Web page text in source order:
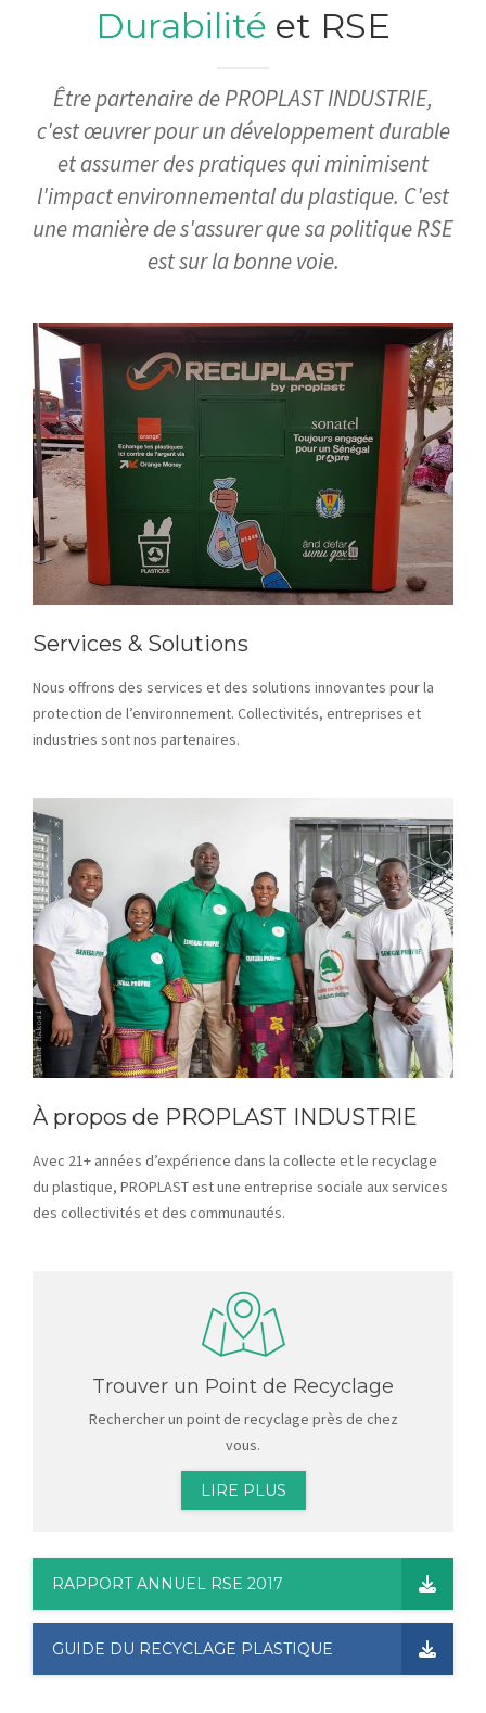
Durabilité et RSE
Être partenaire de PROPLAST INDUSTRIE,
c'est œuvrer pour un développement durable
et assumer des pratiques qui minimisent
l'impact environnemental du plastique. C'est
une manière de s'assurer que sa politique RSE
est sur la bonne voie.
Services & Solutions
Nous offrons des services et des solutions innovantes pour la
protection de l’environnement. Collectivités, entreprises et
industries sont nos partenaires.
À propos de PROPLAST INDUSTRIE
Avec 21+ années d’expérience dans la collecte et le recyclage
du plastique, PROPLAST est une entreprise sociale aux services
des collectivités et des communautés.
Trouver un Point de Recyclage
Rechercher un point de recyclage près de chez
vous.
LIRE PLUS
RAPPORT ANNUEL RSE 2017
GUIDE DU RECYCLAGE PLASTIQUE